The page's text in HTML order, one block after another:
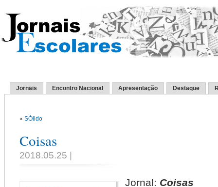
Jornais Encontro Nacional Apresentação Destaque
« SÓlido
Coisas
2018.05.25 |
Jornal: Coisas